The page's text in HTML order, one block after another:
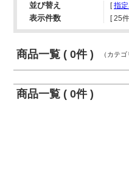
並び替え [指
表示件数 [ 25件
商品一覧 ( 0件 ) （カテゴ
商品一覧 ( 0件 )